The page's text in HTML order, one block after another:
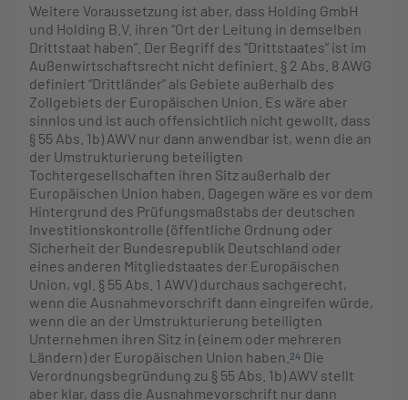
Weitere Voraussetzung ist aber, dass Holding GmbH
und Holding B.V. ihren “Ort der Leitung in demselben
Drittstaat haben”. Der Begriff des “Drittstaates” ist im
Außenwirtschaftsrecht nicht definiert. § 2 Abs. 8 AWG
definiert “Drittländer” als Gebiete außerhalb des
Zollgebiets der Europäischen Union. Es wäre aber
sinnlos und ist auch offensichtlich nicht gewollt, dass
§ 55 Abs. 1b) AWV nur dann anwendbar ist, wenn die an
der Umstrukturierung beteiligten
Tochtergesellschaften ihren Sitz außerhalb der
Europäischen Union haben. Dagegen wäre es vor dem
Hintergrund des Prüfungsmaßstabs der deutschen
Investitionskontrolle (öffentliche Ordnung oder
Sicherheit der Bundesrepublik Deutschland oder
eines anderen Mitgliedstaates der Europäischen
Union, vgl. § 55 Abs. 1 AWV) durchaus sachgerecht,
wenn die Ausnahmevorschrift dann eingreifen würde,
wenn die an der Umstrukturierung beteiligten
Unternehmen ihren Sitz in (einem oder mehreren
Ländern) der Europäischen Union haben. 24 Die
Verordnungsbegründung zu § 55 Abs. 1b) AWV stellt
aber klar, dass die Ausnahmevorschrift nur dann